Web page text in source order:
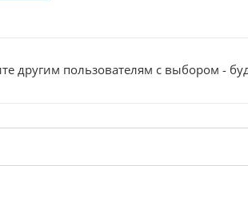
другим пользователям с выбором -